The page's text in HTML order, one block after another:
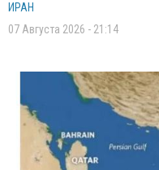
ИРАН
07 Августа 2026 - 21:14